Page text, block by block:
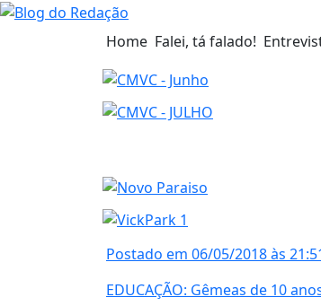
Home Falei, tá falado!
Postado em 06/05/2018 às
EDUCAÇÃO: Gêmeas de 10